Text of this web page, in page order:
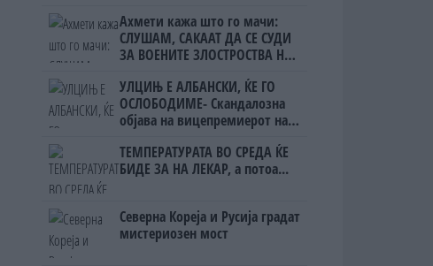
Ахмети кажа што го мачи:
СЛУШАМ, САКААТ ДА СЕ СУДИ
ЗА ВОЕНИТЕ ЗЛОСТРОСТВА НА
УЛЦИЊ Е АЛБАНСКИ, ЌЕ ГО
ОСЛОБОДИМЕ- Скандалозна
објава на вицепремиерот на
ТЕМПЕРАТУРАТА ВО СРЕДА ЌЕ
БИДЕ ЗА НА ЛЕКАР, а потоа...
Северна Кореја и Русија градат
мистериозен мост